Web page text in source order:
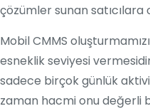
çözümler sunan satıcılara
Mobil CMMS
esneklik seviyesi
sadece birçok günlük
zaman hacmi onu değerli